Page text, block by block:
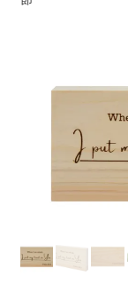
アウトレット
書籍カバー